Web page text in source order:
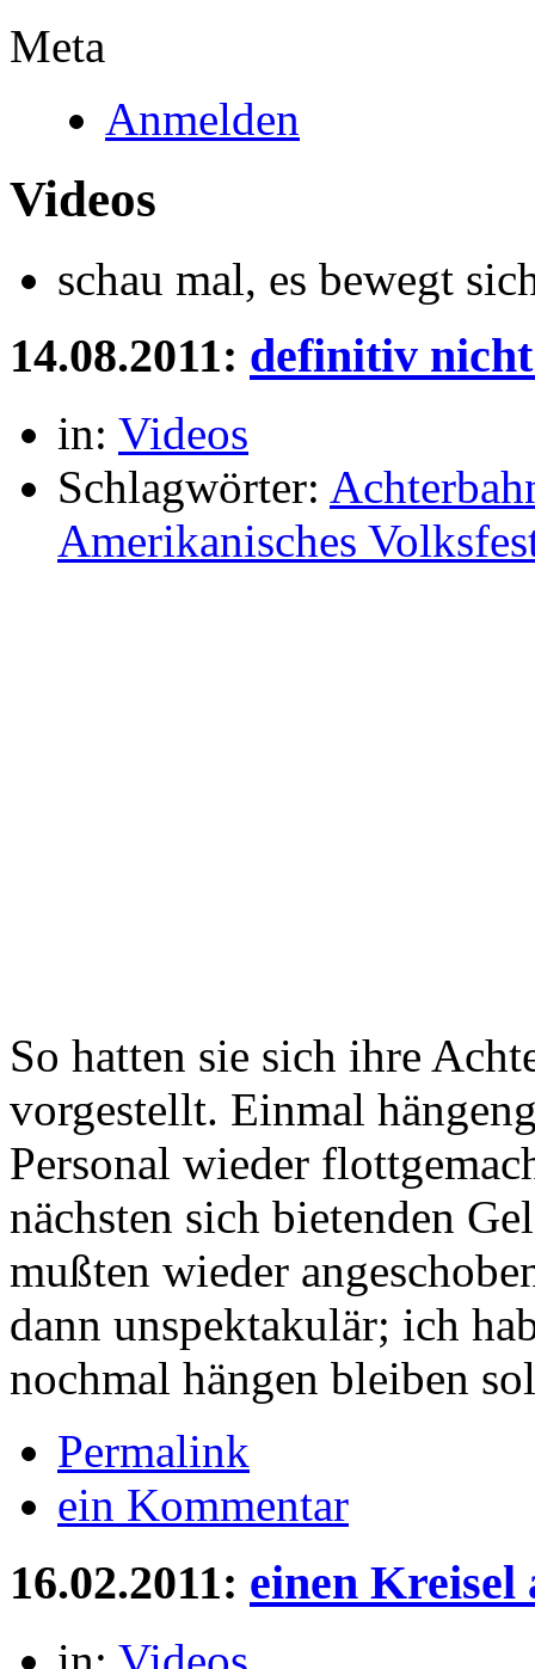
Meta
Anmelden
Videos
schau mal, es bewegt
14.08.2011: definitiv
in: Videos
Schlagwörter:
Amerikanisches
So hatten sie sich ihre
vorgestellt. Einmal
Personal wieder
nächsten sich bietenden
mußten wieder
dann unspektakulär; ich
nochmal hängen bleiben
Permalink
ein Kommentar
16.02.2011: einen Kreisel